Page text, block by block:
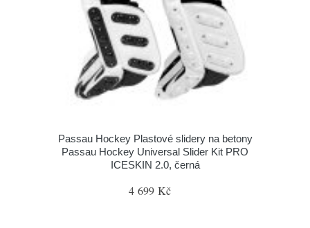
Passau Hockey Plastové slidery na betony
Passau Hockey Universal Slider Kit PRO
ICESKIN 2.0, černá
4 699 Kč